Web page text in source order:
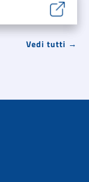
Vedi tutti →